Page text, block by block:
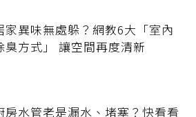
家異味無處躲？網教6大「室內
臭方式」 讓空間再度清新
房水管老是漏水、堵塞？快看看